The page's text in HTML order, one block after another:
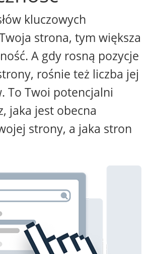
kluczowych
strona, tym większa
A gdy rosną pozycje
rośnie też liczba jej
To Twoi potencjalni
jaka jest obecna
strony, a jaka stron